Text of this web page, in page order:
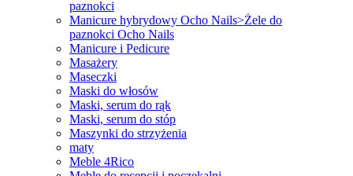
paznokci
Manicure hybrydowy Ocho Nails>Żele do
paznokci Ocho Nails
Manicure i Pedicure
Masażery
Maseczki
Maski do włosów
Maski, serum do rąk
Maski, serum do stóp
Maszynki do strzyżenia
maty
Meble 4Rico